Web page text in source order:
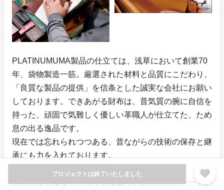
プロジェクトは終了いたしました favorite
PLATINUMUMA製品の仕立ては、浅草において創業70
年、袋物製造一筋。厳選された材料と品質にこだわり、
「良質な製品の提供」を信条とした誠実な会社にお願い
しております。できあがる財布は、昔気質の腕に自信を
持った、頑固で気難しく優しい革職人が仕立てた、ため
息の出る逸品です。
現在では忘れられつつある、昔ながらの技術の保存と継
承にも力を入れております。
大量生産ではなく、周りとは違う、貴方だけのパートナ